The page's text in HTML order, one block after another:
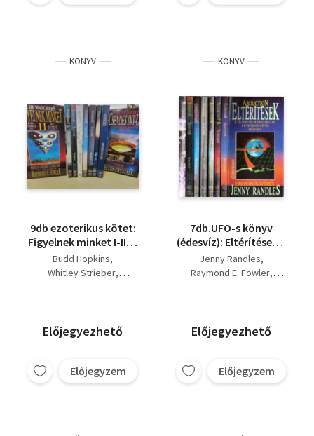
KÖNYV
9db ezoterikus kötet:
Figyelnek minket I-II. +
Majestic - a kormány
hazudott + Missing
Betolakodók+
Humanoidok+
invasion- Csendes
invázó
Budd Hopkins
Whitley Strieber
Előjegyezhető
Előjegyzem
KÖNYV
7db.UFO-s könyv
(édesvíz): Eltérítések +
Figyelnek minket II. +
Éjszakai ostrom +
Földönkívüliek
Jenny Randles
Raymond E. Fowler
Előjegyezhető
Előjegyzem